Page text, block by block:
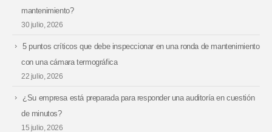
mantenimiento?
30 julio, 2026
5 puntos críticos que debe inspeccionar en una ronda de mantenimiento
con una cámara termográfica
22 julio, 2026
¿Su empresa está preparada para responder una auditoría en cuestión
de minutos?
15 julio, 2026